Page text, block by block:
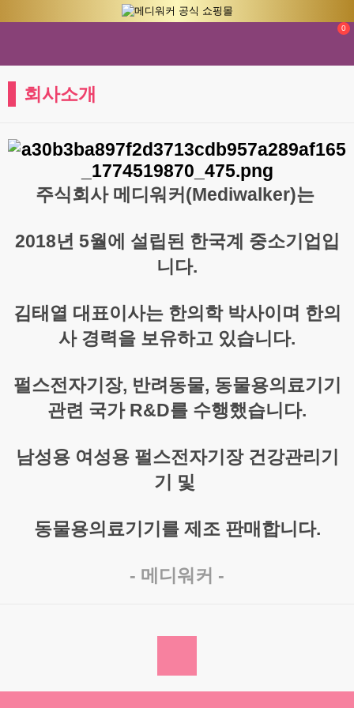
0
회사소개
주식회사 메디워커(Mediwalker)는
2018년 5월에 설립된 한국계 중소기업입
니다.
김태열 대표이사는 한의학 박사이며 한의
사 경력을 보유하고 있습니다.
펄스전자기장, 반려동물, 동물용의료기기
관련 국가 R&D를 수행했습니다.
남성용 여성용 펄스전자기장 건강관리기
기 및
동물용의료기기를 제조 판매합니다.
- 메디워커 -